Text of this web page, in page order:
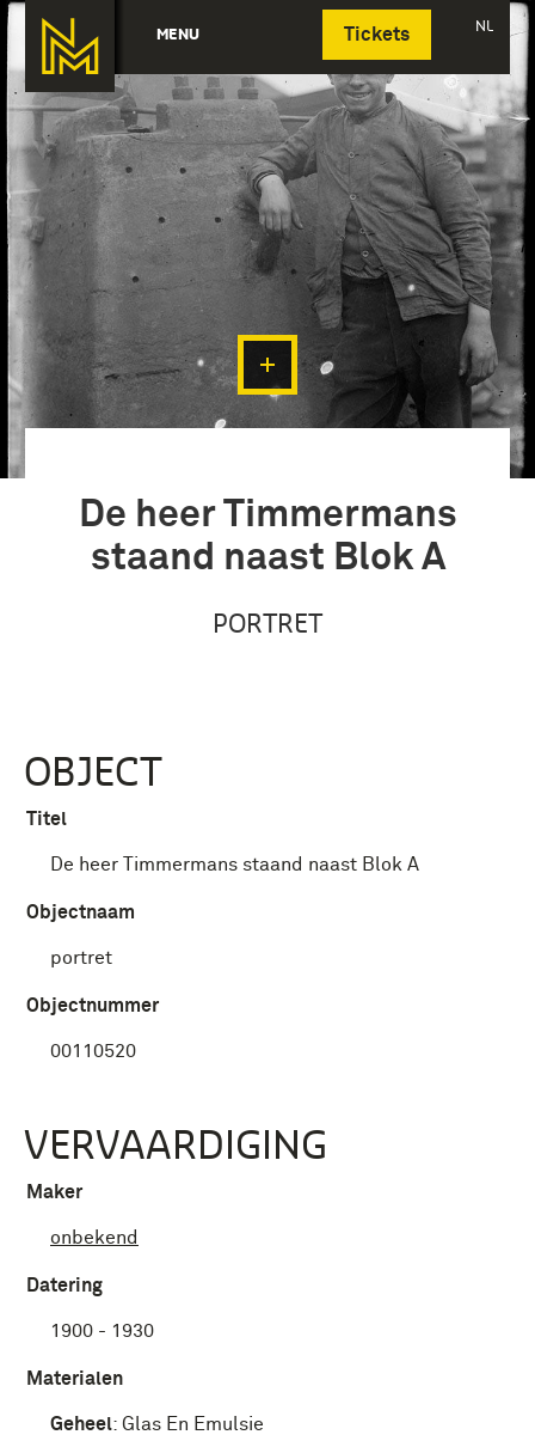
MENU Tickets NL
Deutsch
De heer Timmermans
staand naast Blok A
PORTRET
OBJECT
Titel
De heer Timmermans staand naast Blok A
Objectnaam
portret
Objectnummer
00110520
VERVAARDIGING
Maker
onbekend
Datering
1900 - 1930
Materialen
Geheel: Glas En Emulsie